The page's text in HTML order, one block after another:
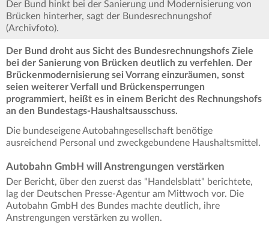
Der Bund hinkt bei der Sanierung und Modernisierung von
Brücken hinterher, sagt der Bundesrechnungshof
(Archivfoto).
Der Bund droht aus Sicht des Bundesrechnungshofs Ziele
bei der Sanierung von Brücken deutlich zu verfehlen. Der
Brückenmodernisierung sei Vorrang einzuräumen, sonst
seien weiterer Verfall und Brückensperrungen
programmiert, heißt es in einem Bericht des Rechnungshofs
an den Bundestags-Haushaltsausschuss.
Die bundeseigene Autobahngesellschaft benötige
ausreichend Personal und zweckgebundene Haushaltsmittel.
Autobahn GmbH will Anstrengungen verstärken
Der Bericht, über den zuerst das "Handelsblatt" berichtete,
lag der Deutschen Presse-Agentur am Mittwoch vor. Die
Autobahn GmbH des Bundes machte deutlich, ihre
Anstrengungen verstärken zu wollen.